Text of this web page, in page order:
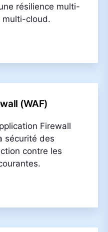
résilience multi-
multi-cloud.
(WAF)
Firewall
sécurité des
contre les